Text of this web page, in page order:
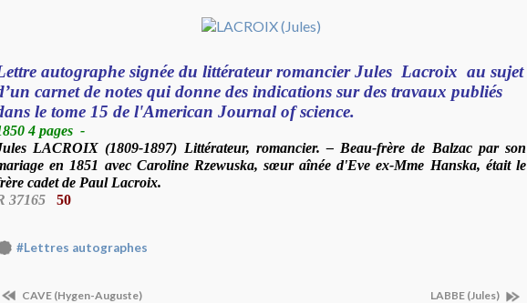
autographe signée du littérateur romancier Jules Lacroix au sujet
carnet de notes qui donne des indications sur des travaux publiés
le tome 15 de l'American Journal of science.
4 pages -
LACROIX (1809-1897) Littérateur, romancier. – Beau-frère de Balzac par son
en 1851 avec Caroline Rzewuska, sœur aînée d'Eve ex-Mme Hanska, était le
cadet de Paul Lacroix.
37165
50
#Lettres autographes
CAVE (Hygen-Auguste) LABBE (Jules)